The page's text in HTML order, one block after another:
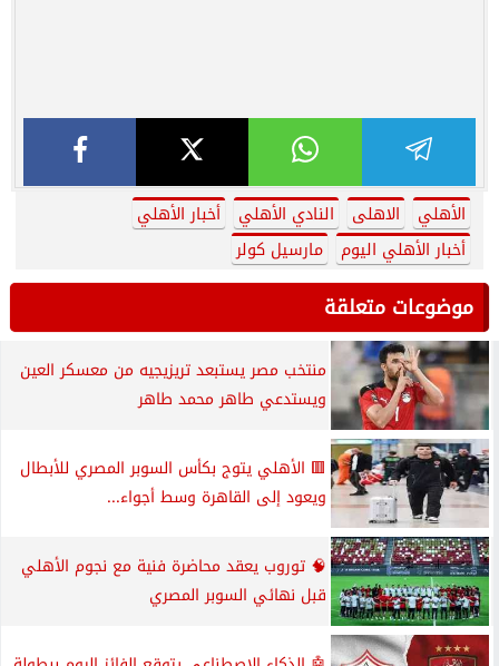
الأهلي الاهلى النادي الأهلي
أخبار الأهلي
أخبار الأهلي اليوم
مارسيل كولر
موضوعات متعلقة
منتخب مصر يستبعد تريزيجيه من معسكر العين
ويستدعي طاهر محمد طاهر
🟥 الأهلي يتوج بكأس السوبر المصري للأبطال
ويعود إلى القاهرة وسط أجواء...
🧠 توروب يعقد محاضرة فنية مع نجوم الأهلي
قبل نهائي السوبر المصري